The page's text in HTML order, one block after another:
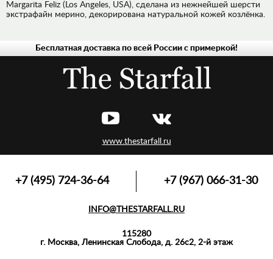
Margarita Feliz (Los Angeles, USA), сделана из нежнейшей шерсти
экстрафайн мерино, декорирована натуральной кожей козлёнка.
ДЖИНСЫ
ФУТБОЛКИ,
МАЙКИ,
СПОРТИВНАЯ
ОДЕЖДА
Бесплатная доставка по всей России с примеркой!
www.thestarfall.ru
+7 (495) 724-36-64 +7 (967) 066-31-30
INFO@THESTARFALL.RU
115280
г. Москва, Ленинская Слобода, д. 26с2, 2-й этаж